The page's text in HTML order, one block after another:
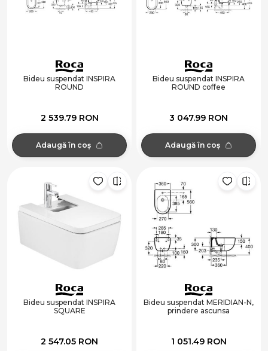
Bideu suspendat INSPIRA
ROUND
2 539.79 RON
Adaugă în coș
Bideu suspendat INSPIRA
ROUND coffee
3 047.99 RON
Adaugă în coș
Bideu suspendat INSPIRA
SQUARE
2 547.05 RON
Bideu suspendat MERIDIAN-N,
prindere ascunsa
1 051.49 RON